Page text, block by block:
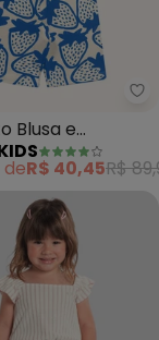
Blusa e
Blusa e
Ciclista (Bege)
R$ 40,45R$